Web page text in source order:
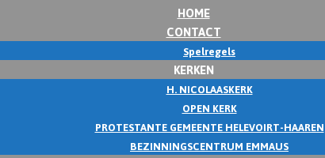
HOME
CONTACT
Spelregels
KERKEN
H. NICOLAASKERK
OPEN KERK
PROTESTANTE GEMEENTE HELEVOIRT-HAAREN
BEZINNINGSCENTRUM EMMAUS